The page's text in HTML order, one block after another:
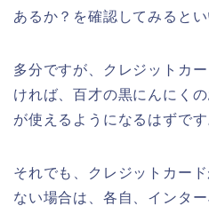
あるか？を確認してみるとい
多分ですが、クレジットカ
ければ、百才の黒にんにく
が使えるようになるはずです
それでも、クレジットカー
ない場合は、各自、インタ